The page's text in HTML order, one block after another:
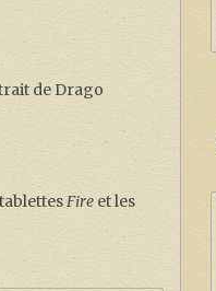
de Drago
Fire et les